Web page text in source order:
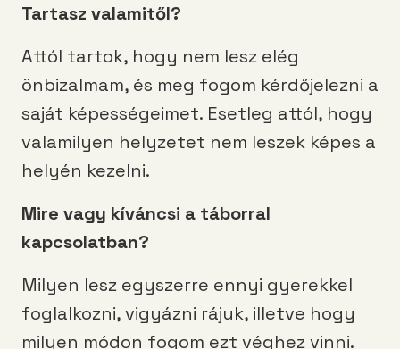
Tartasz valamitől?
Attól tartok, hogy nem lesz elég
önbizalmam, és meg fogom kérdőjelezni a
saját képességeimet. Esetleg attól, hogy
valamilyen helyzetet nem leszek képes a
helyén kezelni.
Mire vagy kíváncsi a táborral
kapcsolatban?
Milyen lesz egyszerre ennyi gyerekkel
foglalkozni, vigyázni rájuk, illetve hogy
milyen módon fogom ezt véghez vinni.